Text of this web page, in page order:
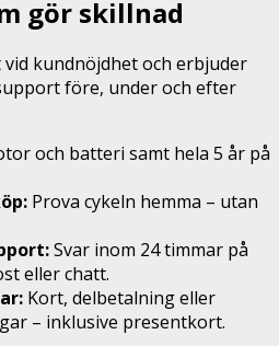
gör skillnad
kundnöjdhet och erbjuder
före, under och efter
och batteri samt hela 5 år på
Prova cykeln hemma – utan
Svar inom 24 timmar på
eller chatt.
Kort, delbetalning eller
– inklusive presentkort.